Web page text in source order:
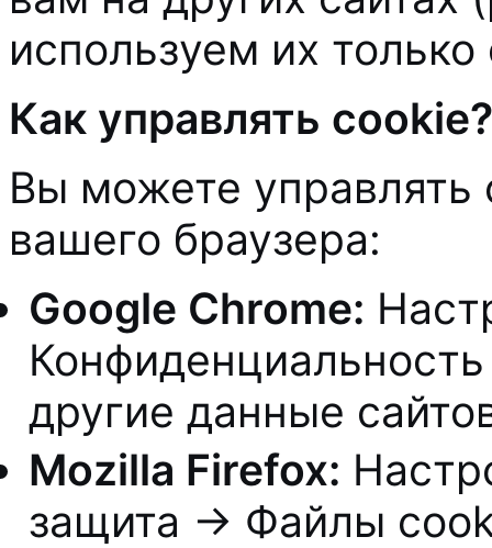
используем их
Как управлять cookie?
Вы можете управлять
вашего браузера:
Google Chrome:
другие данные
Mozilla Firefox:
защита → Файлы